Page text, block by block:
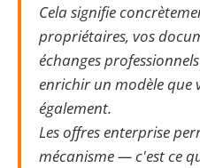
Cela signifie
propriétaires, vos
échanges
enrichir un modèle que
également.
Les offres enterprise
mécanisme — c'est ce